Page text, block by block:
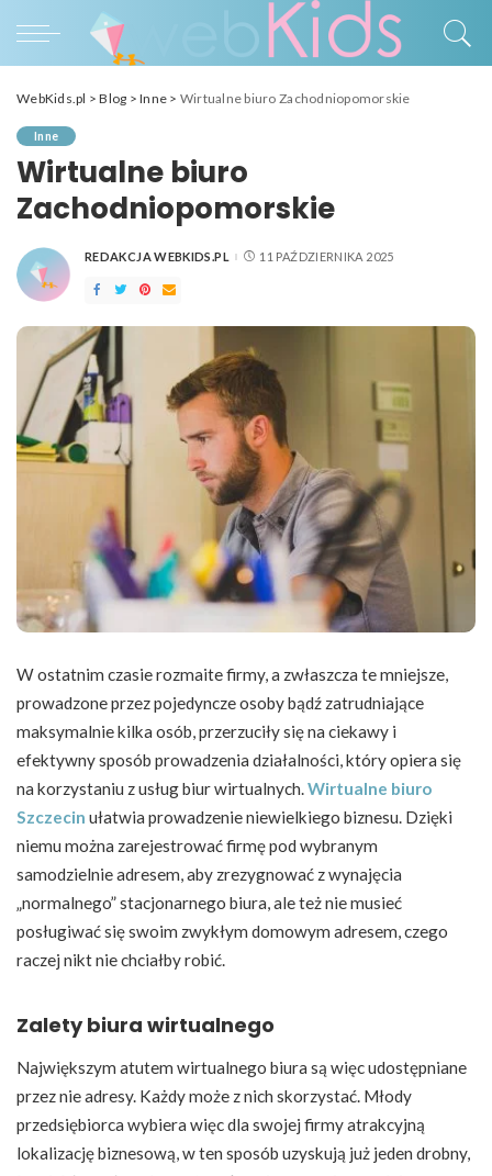
WebKids.pl >Blog >Inne > Wirtualne biuro Zachodniopomorskie
Inne
Wirtualne biuro
Zachodniopomorskie
POSTED
REDAKCJA WEBKIDS.PL 11 PAŹDZIERNIKA 2025
W ostatnim czasie rozmaite firmy, a zwłaszcza te mniejsze,
prowadzone przez pojedyncze osoby bądź zatrudniające
maksymalnie kilka osób, przerzuciły się na ciekawy i
efektywny sposób prowadzenia działalności, który opiera się
na korzystaniu z usług biur wirtualnych.Wirtualne biuro
Szczecin ułatwia prowadzenie niewielkiego biznesu. Dzięki
niemu można zarejestrować firmę pod wybranym
samodzielnie adresem, aby zrezygnować z wynajęcia
„normalnego” stacjonarnego biura, ale też nie musieć
posługiwać się swoim zwykłym domowym adresem, czego
raczej nikt nie chciałby robić.
Zalety biura wirtualnego
Największym atutem wirtualnego biura są więc udostępniane
przez nie adresy. Każdy może z nich skorzystać. Młody
przedsiębiorca wybiera więc dla swojej firmy atrakcyjną
lokalizację biznesową, w ten sposób uzyskują już jeden drobny,